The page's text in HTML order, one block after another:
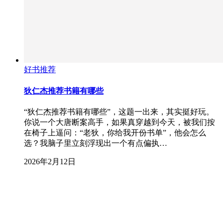
好书推荐
狄仁杰推荐书籍有哪些
“狄仁杰推荐书籍有哪些”，这题一出来，其实挺好玩。
你说一个大唐断案高手，如果真穿越到今天，被我们按
在椅子上逼问：“老狄，你给我开份书单”，他会怎么
选？我脑子里立刻浮现出一个有点偏执…
2026年2月12日